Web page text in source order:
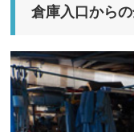
倉庫入口から